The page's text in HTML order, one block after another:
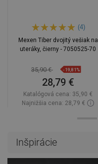
(4)
Mexen Tiber dvojitý vešiak na
uteráky, čierny - 7050525-70
35,90 € -19,81%
28,79 €
Katalógová cena: 35,90 €
Najnižšia cena: 28,79 €
Inšpirácie